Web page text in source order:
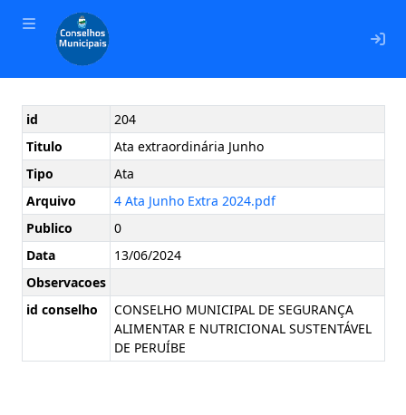
id
204
Titulo
Ata extraordinária Junho
Tipo
Ata
Arquivo
4 Ata Junho Extra 2024.pdf
Publico
0
Data
13/06/2024
Observacoes
id conselho
CONSELHO MUNICIPAL DE SEGURANÇA
ALIMENTAR E NUTRICIONAL SUSTENTÁVEL
DE PERUÍBE